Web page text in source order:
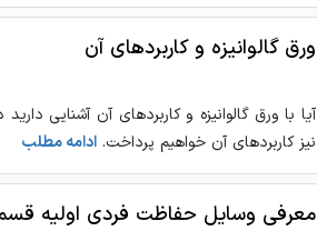
ورق گالوانیزه و کاربردهای آن
آیا با ورق گالوانیزه و کاربردهای آن آشنایی
نیز کاربردهای آن خواهیم پرداخت. ادامه مطلب
معرفی وسایل حفاظت فردی اولیه